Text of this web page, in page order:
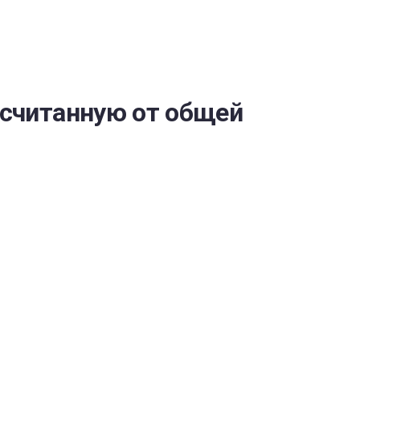
от общей